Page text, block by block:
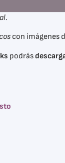
.
con imágenes
podrás